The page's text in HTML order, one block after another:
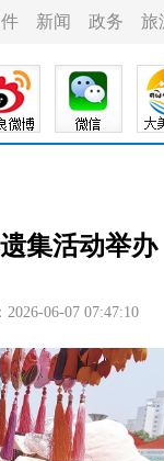
新闻 政务 旅
集活动举办
06-07 07:47:10